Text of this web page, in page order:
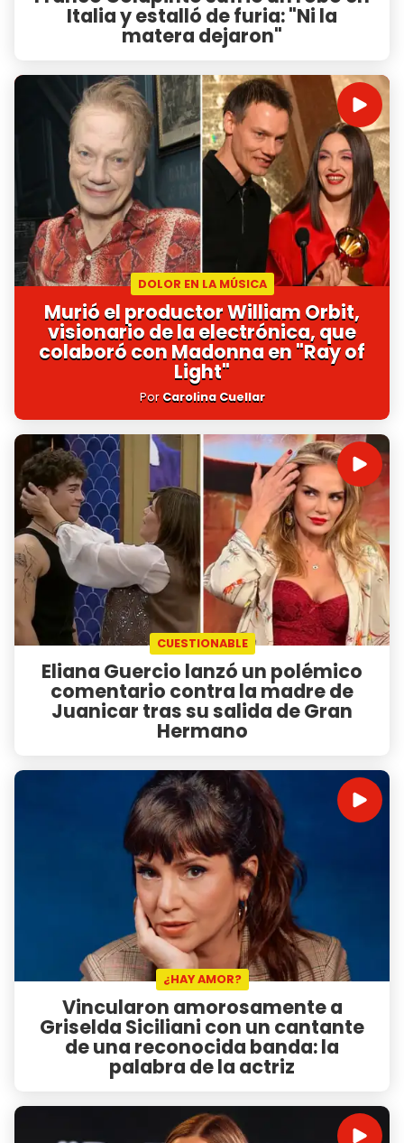
Italia y estalló de furia: "Ni la
matera dejaron"
DOLOR EN LA MÚSICA
Murió el productor William Orbit,
visionario de la electrónica, que
colaboró con Madonna en "Ray of
Light"
Por Carolina Cuellar
CUESTIONABLE
Eliana Guercio lanzó un polémico
comentario contra la madre de
Juanicar tras su salida de Gran
Hermano
¿HAY AMOR?
Vincularon amorosamente a
Griselda Siciliani con un cantante
de una reconocida banda: la
palabra de la actriz